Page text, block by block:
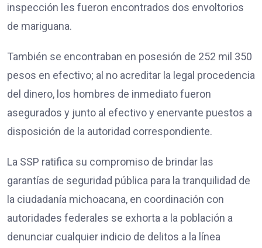
inspección les fueron encontrados dos envoltorios
de mariguana.
También se encontraban en posesión de 252 mil 350
pesos en efectivo; al no acreditar la legal procedencia
del dinero, los hombres de inmediato fueron
asegurados y junto al efectivo y enervante puestos a
disposición de la autoridad correspondiente.
La SSP ratifica su compromiso de brindar las
garantías de seguridad pública para la tranquilidad de
la ciudadanía michoacana, en coordinación con
autoridades federales se exhorta a la población a
denunciar cualquier indicio de delitos a la línea